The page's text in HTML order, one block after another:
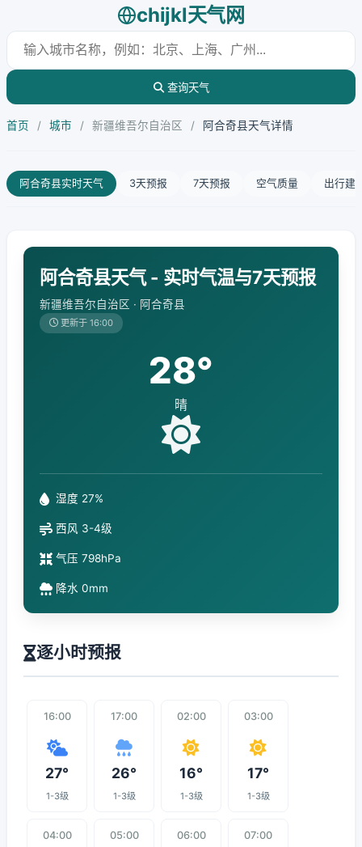
chijkl天气网
查询天气
首页 / 城市 / 新疆维吾尔自治区 / 阿合奇县天气详情
阿合奇县实时天气 3天预报 7天预报 空气质量 出行建
阿合奇县天气 - 实时气温与7天预报
新疆维吾尔自治区 · 阿合奇县
更新于 16:00
28°
晴
湿度 27%
西风 3-4级
气压 798hPa
降水 0mm
逐小时预报
16:00
27°
1-3级
17:00
26°
1-3级
02:00
16°
1-3级
03:00
17°
1-3级
04:00 05:00 06:00 07:00